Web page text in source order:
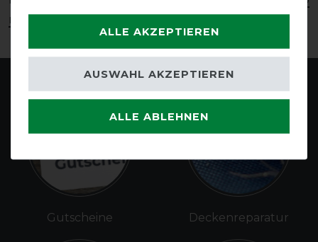
nals-choice-produkte-von-bester-qualitaet/
Gutscheine Deckenreparatur
ALLE AKZEPTIEREN
ALLE ABLEHNEN
AUSWAHL AKZEPTIEREN